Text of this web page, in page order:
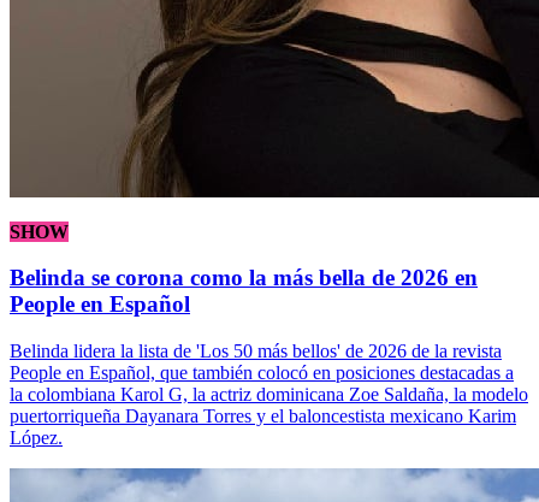
SHOW
Belinda se corona como la más bella de 2026 en
People en Español
Belinda lidera la lista de 'Los 50 más bellos' de 2026 de la revista
People en Español, que también colocó en posiciones destacadas a
la colombiana Karol G, la actriz dominicana Zoe Saldaña, la modelo
puertorriqueña Dayanara Torres y el baloncestista mexicano Karim
López.